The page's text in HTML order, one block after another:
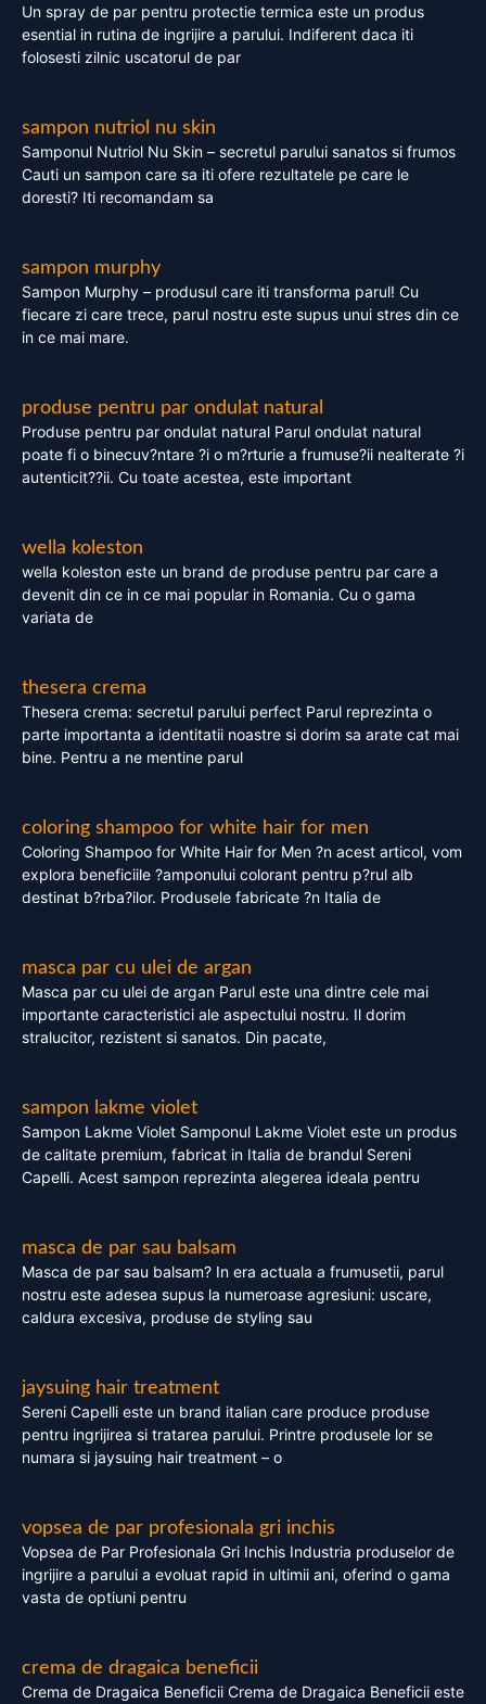
Un spray de par pentru protectie termica este un produs
esential in rutina de ingrijire a parului. Indiferent daca iti
folosesti zilnic uscatorul de par
sampon nutriol nu skin
Samponul Nutriol Nu Skin – secretul parului sanatos si frumos
Cauti un sampon care sa iti ofere rezultatele pe care le
doresti? Iti recomandam sa
sampon murphy
Sampon Murphy – produsul care iti transforma parul! Cu
fiecare zi care trece, parul nostru este supus unui stres din ce
in ce mai mare.
produse pentru par ondulat natural
Produse pentru par ondulat natural Parul ondulat natural
poate fi o binecuv?ntare ?i o m?rturie a frumuse?ii nealterate ?i
autenticit??ii. Cu toate acestea, este important
wella koleston
wella koleston este un brand de produse pentru par care a
devenit din ce in ce mai popular in Romania. Cu o gama
variata de
thesera crema
Thesera crema: secretul parului perfect Parul reprezinta o
parte importanta a identitatii noastre si dorim sa arate cat mai
bine. Pentru a ne mentine parul
coloring shampoo for white hair for men
Coloring Shampoo for White Hair for Men ?n acest articol, vom
explora beneficiile ?amponului colorant pentru p?rul alb
destinat b?rba?ilor. Produsele fabricate ?n Italia de
masca par cu ulei de argan
Masca par cu ulei de argan Parul este una dintre cele mai
importante caracteristici ale aspectului nostru. Il dorim
stralucitor, rezistent si sanatos. Din pacate,
sampon lakme violet
Sampon Lakme Violet Samponul Lakme Violet este un produs
de calitate premium, fabricat in Italia de brandul Sereni
Capelli. Acest sampon reprezinta alegerea ideala pentru
masca de par sau balsam
Masca de par sau balsam? In era actuala a frumusetii, parul
nostru este adesea supus la numeroase agresiuni: uscare,
caldura excesiva, produse de styling sau
jaysuing hair treatment
Sereni Capelli este un brand italian care produce produse
pentru ingrijirea si tratarea parului. Printre produsele lor se
numara si jaysuing hair treatment – o
vopsea de par profesionala gri inchis
Vopsea de Par Profesionala Gri Inchis Industria produselor de
ingrijire a parului a evoluat rapid in ultimii ani, oferind o gama
vasta de optiuni pentru
crema de dragaica beneficii
Crema de Dragaica Beneficii Crema de Dragaica Beneficii este